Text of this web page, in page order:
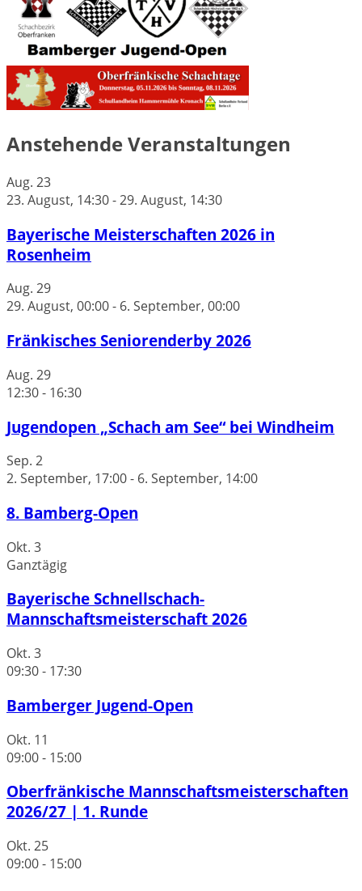
Anstehende Veranstaltungen
Aug. 23
23. August, 14:30-29. August, 14:30
Bayerische Meisterschaften 2026 in
Rosenheim
Aug. 29
29. August, 00:00- 6. September, 00:00
Fränkisches Seniorenderby 2026
Aug. 29
12:30- 16:30
Jugendopen „Schach am See“ bei Windheim
Sep. 2
2. September, 17:00- 6. September, 14:00
8. Bamberg-Open
Okt. 3
Ganztägig
Bayerische Schnellschach-
Mannschaftsmeisterschaft 2026
Okt. 3
09:30- 17:30
Bamberger Jugend-Open
Okt. 11
09:00- 15:00
Oberfränkische Mannschaftsmeisterschaften
2026/27 | 1. Runde
Okt. 25
09:00- 15:00